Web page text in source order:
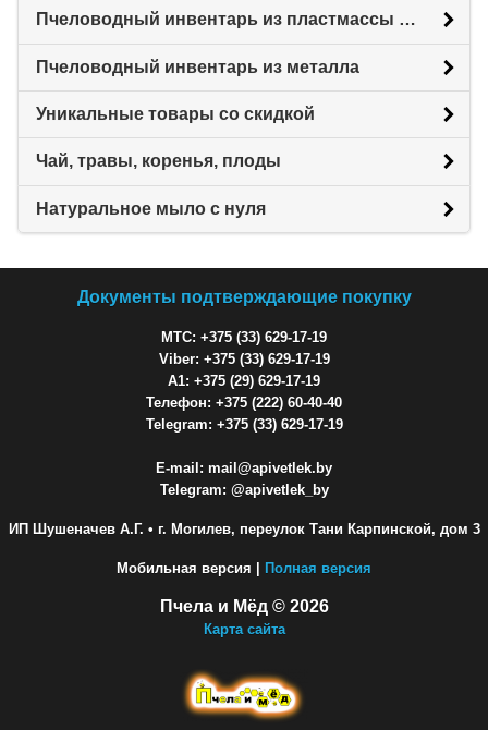
Пчеловодный инвентарь из пластмассы для пасеки
Пчеловодный инвентарь из металла
Уникальные товары со скидкой
Чай, травы, коренья, плоды
Натуральное мыло с нуля
Документы подтверждающие покупку
МТС: +375 (33) 629-17-19
Viber: +375 (33) 629-17-19
A1: +375 (29) 629-17-19
Телефон: +375 (222) 60-40-40
Telegram: +375 (33) 629-17-19
E-mail: mail@apivetlek.by
Telegram: @apivetlek_by
ИП Шушеначев А.Г. • г. Могилев, переулок Тани Карпинской, дом 3
Мобильная версия | Полная версия
Пчела и Мёд © 2026
Карта сайта